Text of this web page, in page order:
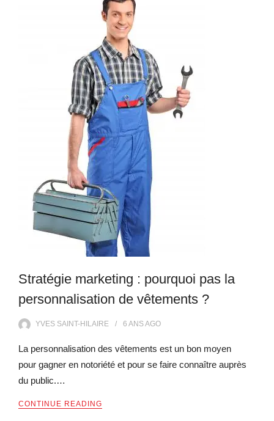
Stratégie marketing : pourquoi pas la
personnalisation de vêtements ?
YVES SAINT-HILAIRE 6 ANSAGO
La personnalisation des vêtements est un bon moyen
pour gagner en notoriété et pour se faire connaître auprès
du public.…
CONTINUE READING